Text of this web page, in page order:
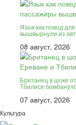
Язык как повод
вышвырнули из
08 август, 2026
Британец в шоке
Тбилиси
07 август, 2026
Культура